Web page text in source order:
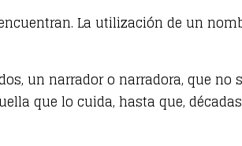
La utilización de un
un narrador o narradora, que
que lo cuida, hasta que,